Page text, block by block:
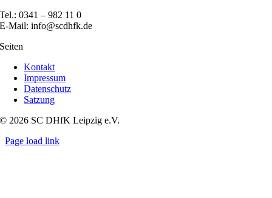
Tel.: 0341 – 982 11 0
E-Mail: info@scdhfk.de
Seiten
Kontakt
Impressum
Datenschutz
Satzung
© 2026 SC DHfK Leipzig e.V.
Page load link